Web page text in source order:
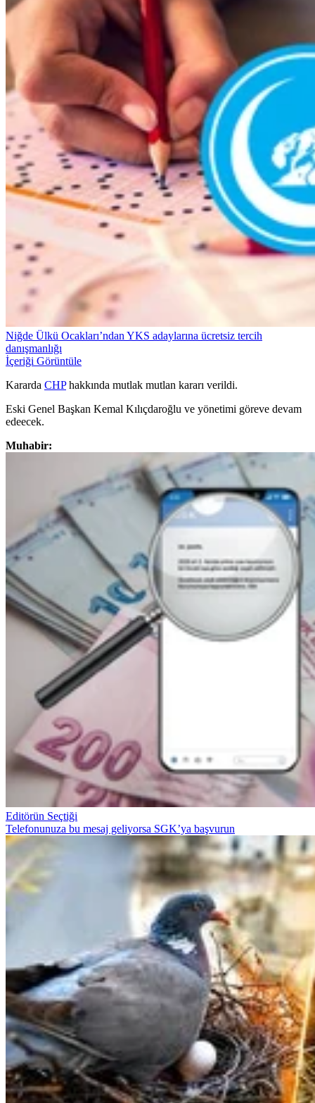
Niğde Ülkü Ocakları’ndan YKS adaylarına ücretsiz tercih
danışmanlığı
İçeriği Görüntüle
Kararda CHPhakkında mutlak mutlan kararı verildi.
Eski Genel Başkan Kemal Kılıçdaroğlu ve yönetimi göreve devam
edeecek.
Muhabir:
Editörün Seçtiği
Telefonunuza bu mesaj geliyorsa SGK’ya başvurun